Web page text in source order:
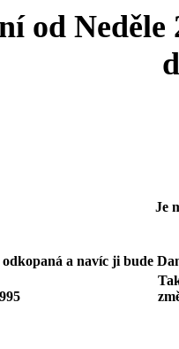
od Neděle
Je
a navíc ji bude